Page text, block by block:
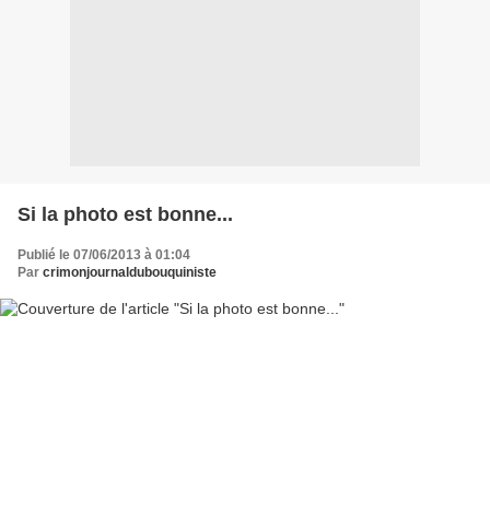
Si la photo est bonne...
Publié le 07/06/2013 à 01:04
Par crimonjournaldubouquiniste